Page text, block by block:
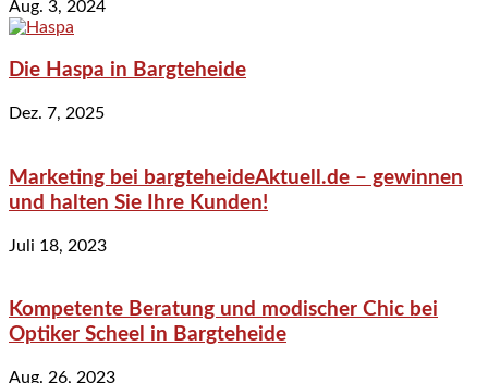
Aug. 3, 2024
Die Haspa in Bargteheide
Dez. 7, 2025
Marketing bei bargteheideAktuell.de – gewinnen
und halten Sie Ihre Kunden!
Juli 18, 2023
Kompetente Beratung und modischer Chic bei
Optiker Scheel in Bargteheide
Aug. 26, 2023